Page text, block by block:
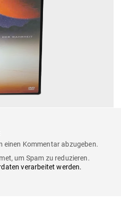
einen Kommentar abzugeben.
um Spam zu reduzieren.
verarbeitet werden.